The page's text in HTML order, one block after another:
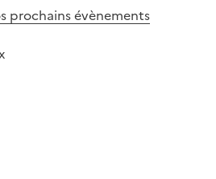
prochains évènements